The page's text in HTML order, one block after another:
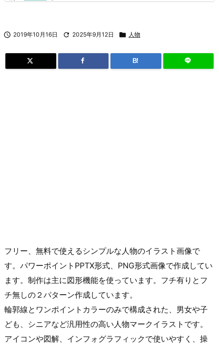
 2019年10月16日  2025年9月12日  人物
B!
フリー、無料で使えるシンプルな人物のイラスト画像で
す。パワーポイントPPTX形式、PNG形式画像で作成してい
ます。制作は主に図形機能を使っています。フチ有りとフ
チ無しの２パターン作成しています。
輪郭線とワンポイントカラーのみで構成された、男女や子
ども、シニアなど汎用性の高い人物マークイラストです。
アイコンや図解、インフォグラフィックで使いやすく、操